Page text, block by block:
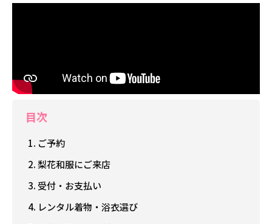
目次
1. ご予約
2. 梨花和服にご来店
3. 受付・お支払い
4. レンタル着物・浴衣選び